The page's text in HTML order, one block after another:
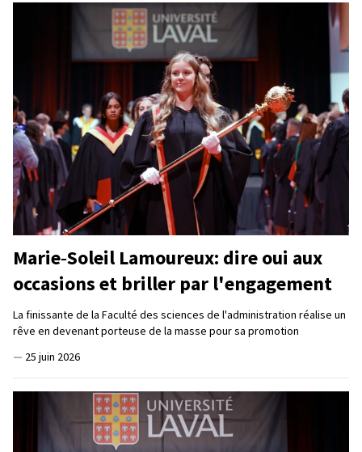
Marie‑Soleil Lamoureux: dire oui aux
occasions et briller par l'engagement
La finissante de la Faculté des sciences de l'administration réalise un
rêve en devenant porteuse de la masse pour sa promotion
— 25 juin 2026